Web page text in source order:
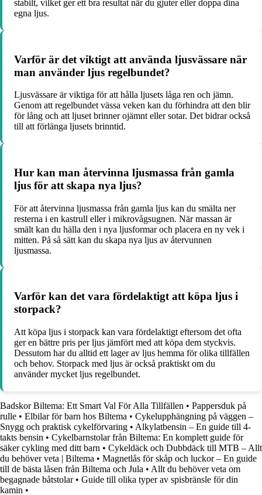
stabilt, vilket ger ett bra resultat när du gjuter eller doppa dina
egna ljus.
Varför är det viktigt att använda ljusvässare när
man använder ljus regelbundet?
Ljusvässare är viktiga för att hålla ljusets låga ren och jämn.
Genom att regelbundet vässa veken kan du förhindra att den blir
för lång och att ljuset brinner ojämnt eller sotar. Det bidrar också
till att förlänga ljusets brinntid.
Hur kan man återvinna ljusmassa från gamla
ljus för att skapa nya ljus?
För att återvinna ljusmassa från gamla ljus kan du smälta ner
resterna i en kastrull eller i mikrovågsugnen. När massan är
smält kan du hälla den i nya ljusformar och placera en ny vek i
mitten. På så sätt kan du skapa nya ljus av återvunnen
ljusmassa.
Varför kan det vara fördelaktigt att köpa ljus i
storpack?
Att köpa ljus i storpack kan vara fördelaktigt eftersom det ofta
ger en bättre pris per ljus jämfört med att köpa dem styckvis.
Dessutom har du alltid ett lager av ljus hemma för olika tillfällen
och behov. Storpack med ljus är också praktiskt om du
använder mycket ljus regelbundet.
Badskor Biltema: Ett Smart Val För Alla Tillfällen • Pappersduk på
rulle • Elbilar för barn hos Biltema • Cykelupphängning på väggen –
Snygg och praktisk cykelförvaring • Alkylatbensin – En guide till 4-
takts bensin • Cykelbarnstolar från Biltema: En komplett guide för
säker cykling med ditt barn • Cykeldäck och Dubbdäck till MTB – Allt
du behöver veta | Biltema • Magnetlås för skåp och luckor – En guide
till de bästa låsen från Biltema och Jula • Allt du behöver veta om
begagnade båtstolar• Guide till olika typer av spisbränsle för din
kamin •